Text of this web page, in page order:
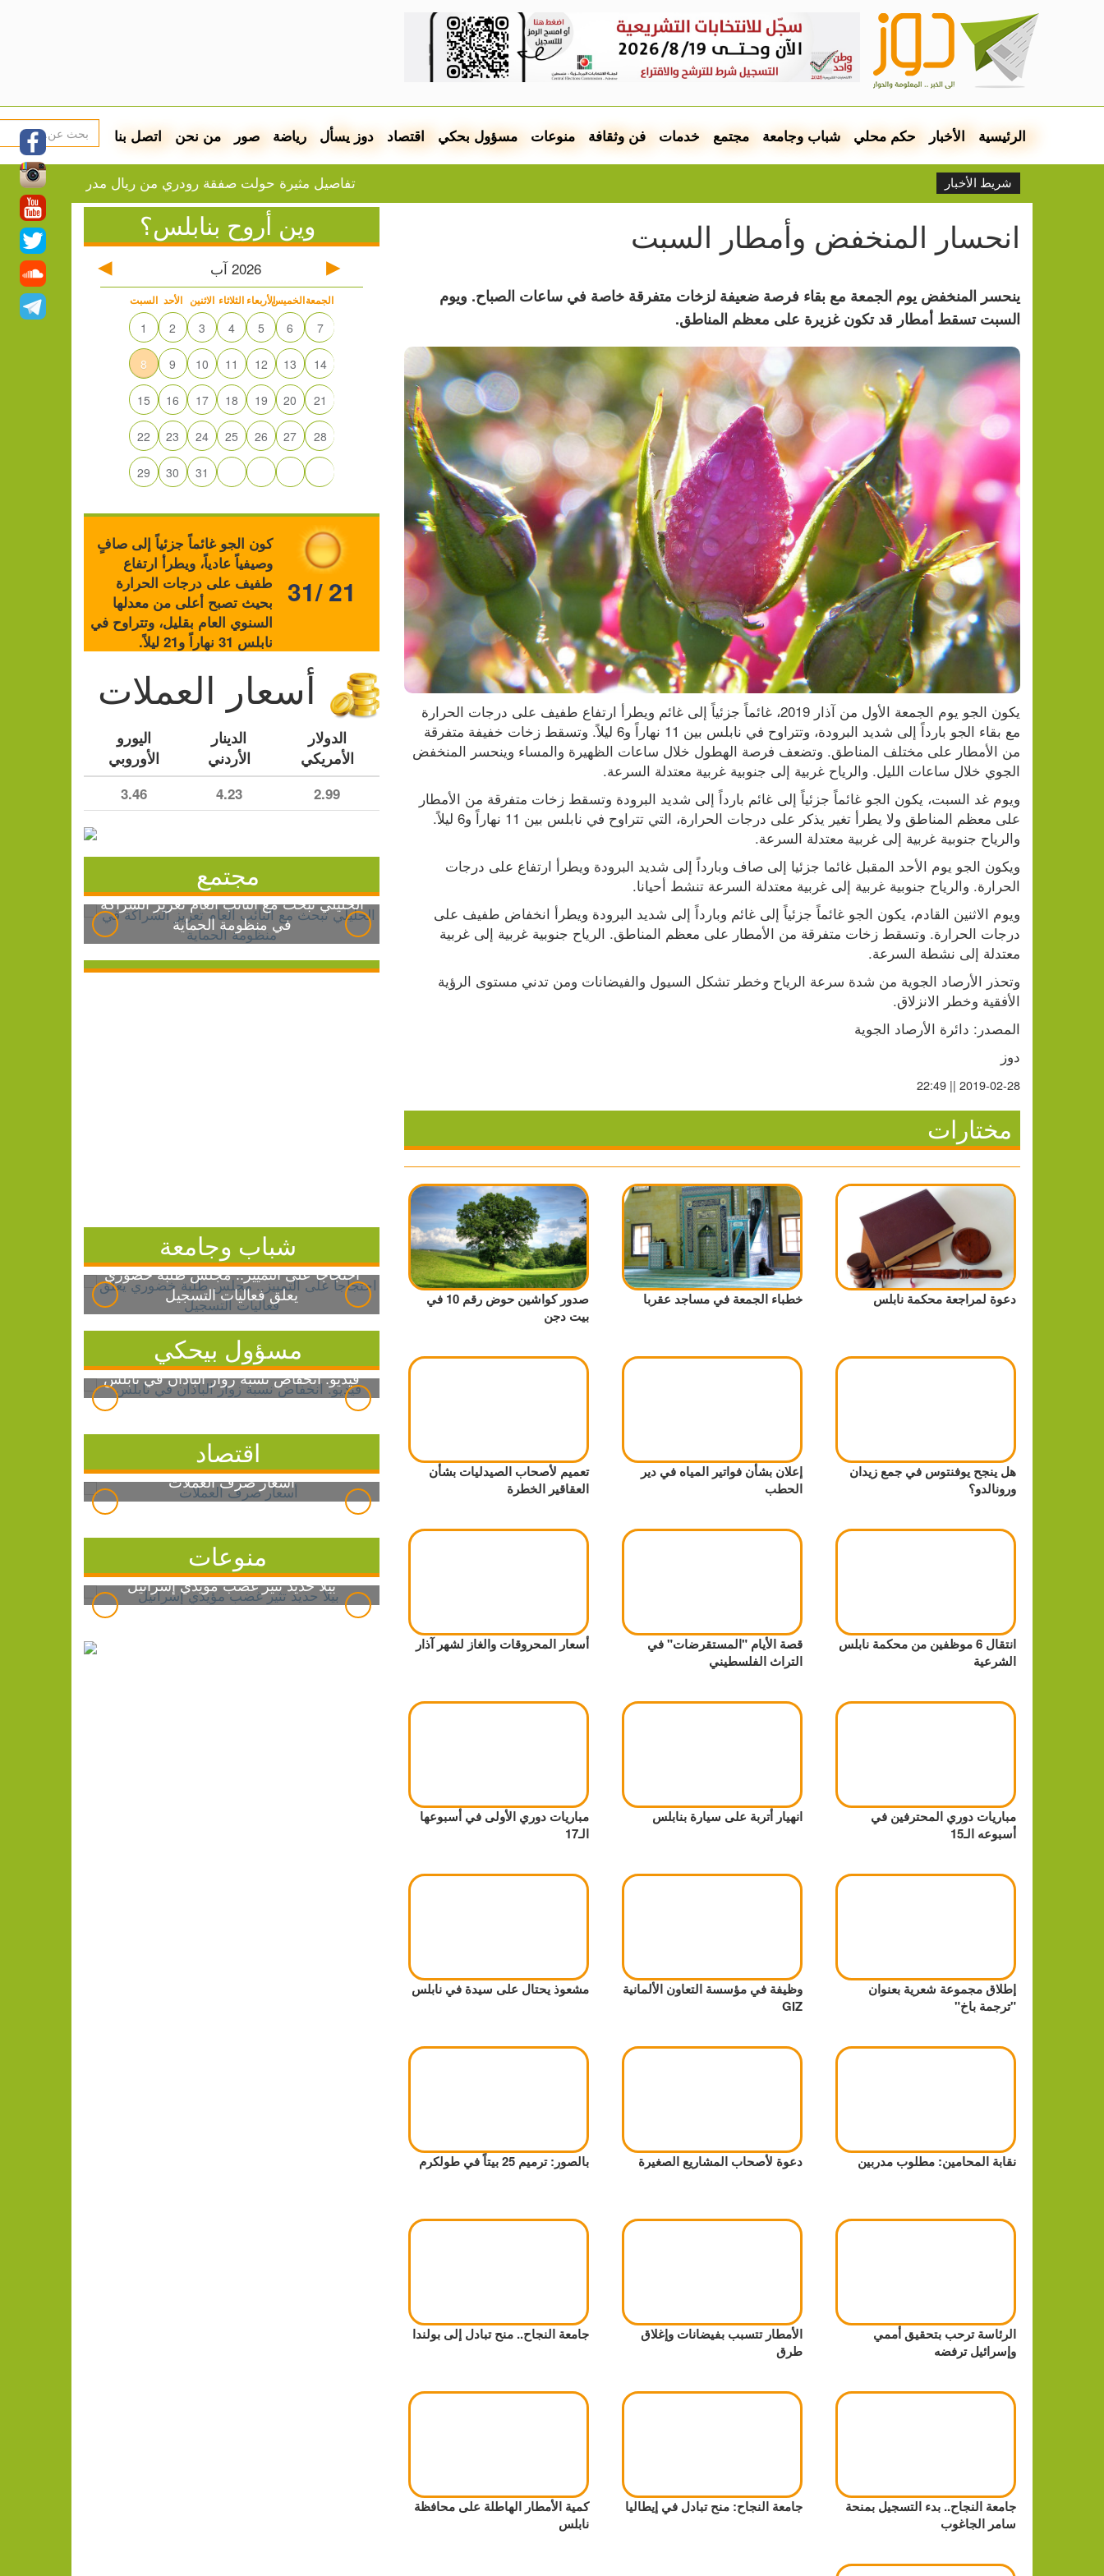
الرئيسية الأخبار حكم محلي شباب وجامعة مجتمع خدمات فن وثقافة منوعات مسؤول بحكي اقتصاد دوز يسأل رياضة صور من نحن اتصل بنا
شريط الأخبار تفاصيل مثيرة حولت صفقة رودري من ريال مدريد إلى برشلونة
انحسار المنخفض وأمطار السبت
ينحسر المنخفض يوم الجمعة مع بقاء فرصة ضعيفة لزخات متفرقة خاصة في ساعات الصباح. ويوم
السبت تسقط أمطار قد تكون غزيرة على معظم المناطق.
الجوي خلال ساعات الليل. والرياح غربية إلى جنوبية غربية معتدلة السرعة.
والرياح جنوبية غربية إلى غربية معتدلة السرعة.
الحرارة. والرياح جنوبية غربية إلى غربية معتدلة السرعة تنشط أحيانا.
معتدلة إلى نشطة السرعة.
الأفقية وخطر الانزلاق.
المصدر: دائرة الأرصاد الجوية
دوز
2019-02-28 || 22:49
مختارات
دعوة لمراجعة محكمة نابلس خطباء الجمعة في مساجد عقربا
صدور كواشين حوض رقم 10 في
بيت دجن
هل ينجح يوفنتوس في جمع زيدان
ورونالدو؟
إعلان بشأن فواتير المياه في دير
الحطب
تعميم لأصحاب الصيدليات بشأن
العقاقير الخطرة
انتقال 6 موظفين من محكمة نابلس
الشرعية
قصة الأيام "المستقرضات" في
التراث الفلسطيني
أسعار المحروقات والغاز لشهر آذار
مباريات دوري المحترفين في
أسبوعه الـ15
انهيار أتربة على سيارة بنابلس
مباريات دوري الأولى في أسبوعها
الـ17
إطلاق مجموعة شعرية بعنوان
"ترجمة باخ"
وظيفة في مؤسسة التعاون الألمانية
GIZ
مشعوذ يحتال على سيدة في نابلس
نقابة المحامين: مطلوب مدربين دعوة لأصحاب المشاريع الصغيرة بالصور: ترميم 25 بيتاً في طولكرم
الرئاسة ترحب بتحقيق أممي
وإسرائيل ترفضه
الأمطار تتسبب بفيضانات وإغلاق
طرق
جامعة النجاح.. منح تبادل إلى بولندا
جامعة النجاح.. بدء التسجيل بمنحة
سامر الجاغوب
جامعة النجاح: منح تبادل في إيطاليا
كمية الأمطار الهاطلة على محافظة
نابلس
وين أروح بنابلس؟
2026 آب
السبت الأحد الاثنين الثلاثاء الأربعاءالخميسالجمعة
1 2 3 4 5 6 7
8 9 10 11 12 13 14
15 16 17 18 19 20 21
22 23 24 25 26 27 28
29 30 31
كون الجو غائماً جزئياً إلى صافٍ
وصيفياً عادياً، ويطرأ ارتفاع
طفيف على درجات الحرارة
بحيث تصبح أعلى من معدلها
السنوي العام بقليل، وتتراوح في
نابلس 31 نهاراً و21 ليلاً.
31/ 21
أسعار العملات
الدولار
الأمريكي
الدينار
الأردني
اليورو
الأوروبي
2.99
4.23
3.46
مجتمع
الخليلي تبحث مع النائب العام تعزيز الشراكة
في منظومة الحماية
شباب وجامعة
احتجاجاً على التمييز.. مجلس طلبة خضوري
يعلق فعاليات التسجيل
مسؤول بيحكي
فيديو: انخفاض نسبة زوار الباذان في نابلس
اقتصاد
أسعار صرف العملات
منوعات
بيلا حديد تثير غضب مؤيدي إسرائيل